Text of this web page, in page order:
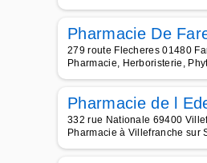
Pharmacie De
279 route Flecheres 01480
Pharmacie, Herboristerie,
Pharmacie de l
332 rue Nationale 69400
Pharmacie à Villefranche sur